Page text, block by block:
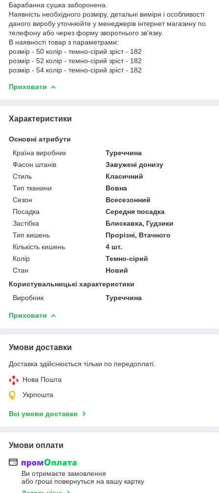
Барабанна сушка заборонена.
Наявність необхідного розміру, детальні виміри і особливості
даного виробу уточнюйте у менеджерів інтернет магазину по
телефону або через форму зворотнього зв'язку.
В наявності товар з параметрами:
розмір - 50 колір - темно-сірий зріст - 182
розмір - 52 колір - темно-сірий зріст - 182
розмір - 54 колір - темно-сірий зріст - 182
Приховати
Характеристики
Основні атрибути
Країна виробник
Туреччина
Фасон штанів
Завужені донизу
Стиль
Класичний
Тип тканини
Вовна
Сезон
Всесезонний
Посадка
Середня посадка
Застібка
Блискавка, Гудзики
Тип кишень
Прорізні, Втачного
Кількість кишень
4 шт.
Колір
Темно-сірий
Стан
Новий
Користувальницькі характеристики
Виробник
Туреччина
Приховати
Умови доставки
Доставка здійснюється тільки по передоплаті.
Нова Пошта
Укрпошта
Всі умови доставки
Умови оплати
Ви отримаєте замовлення
або гроші повернуться на вашу картку